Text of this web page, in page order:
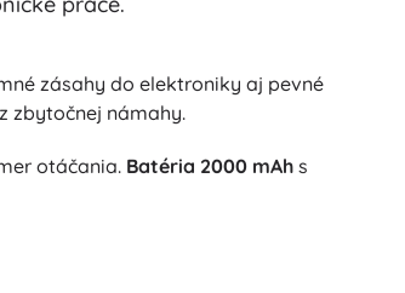
zásahy do elektroniky aj pevné
zbytočnej námahy.
otáčania. Batéria 2000 mAh s